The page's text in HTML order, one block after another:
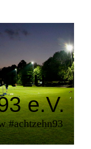
zu
e.V.
#achtzehn93